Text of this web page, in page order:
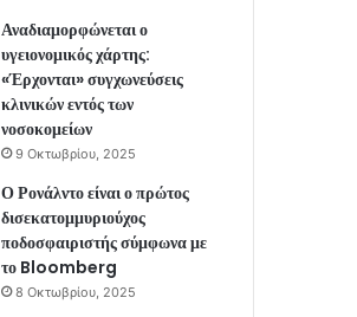
Αναδιαμορφώνεται ο
υγειονομικός χάρτης:
«Έρχονται» συγχωνεύσεις
κλινικών εντός των
νοσοκομείων
9 Οκτωβρίου, 2025
Ο Ρονάλντο είναι ο πρώτος
δισεκατομμυριούχος
ποδοσφαιριστής σύμφωνα με
το Bloomberg
8 Οκτωβρίου, 2025